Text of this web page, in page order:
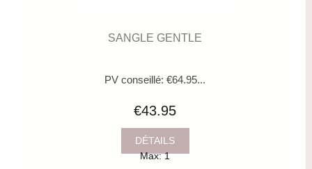
SANGLE GENTLE
PV conseillé: €64.95...
€43.95
DÉTAILS
Max: 1